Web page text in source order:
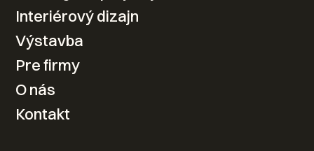
návrhu po realizáciu
Interiérový dizajn
Výstavba
Pre firmy
O nás
Kontakt